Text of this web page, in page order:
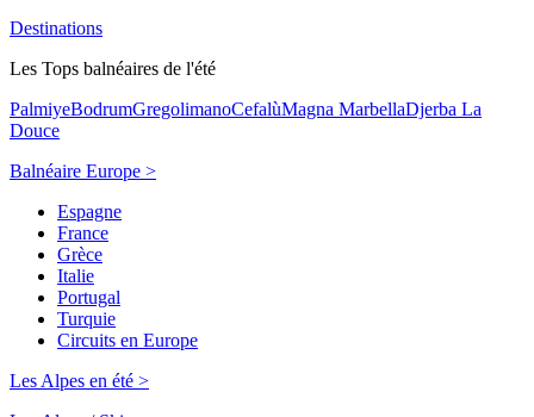
Destinations
Les Tops balnéaires de l'été
PalmiyeBodrumGregolimanoCefalùMagna MarbellaDjerba La
Douce
Balnéaire Europe >
Espagne
France
Grèce
Italie
Portugal
Turquie
Circuits en Europe
Les Alpes en été >